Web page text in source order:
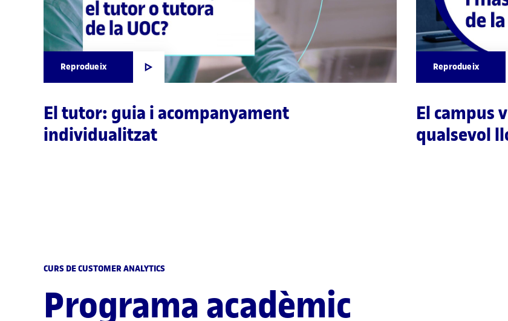
Reprodueix
El tutor: guia i acompanyament
individualitzat
Reprodueix
El campus
qualsevol
CURS DE CUSTOMER ANALYTICS
Programa acadèmic